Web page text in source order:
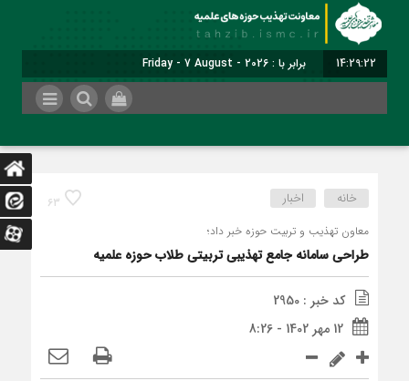
14:29:23 برابر با : Friday - 7 August - 2026
63 خانه اخبار
معاون تهذیب و تربیت حوزه‌ خبر داد؛
طراحی سامانه جامع تهذیبی تربیتی طلاب حوزه علمیه
کد خبر : 2950
12 مهر 1402 - 8:26